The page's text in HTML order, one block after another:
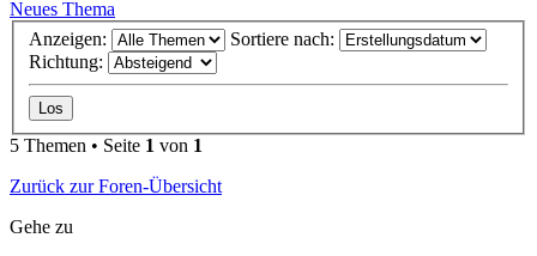
Neues Thema
Anzeigen:
Sortiere nach:
Richtung:
5 Themen • Seite 1 von 1
Zurück zur Foren-Übersicht
Gehe zu